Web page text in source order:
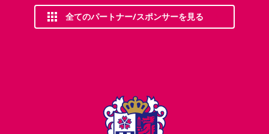
全てのパートナー/スポンサーを見る